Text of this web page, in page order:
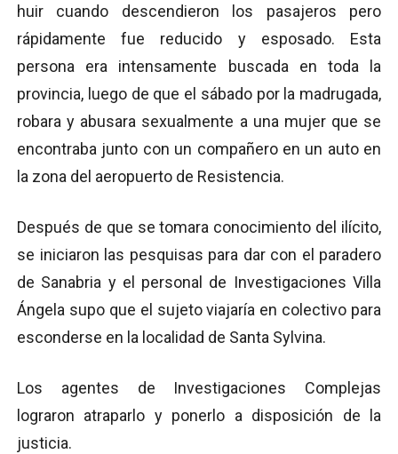
huir cuando descendieron los pasajeros pero
rápidamente fue reducido y esposado. Esta
persona era intensamente buscada en toda la
provincia, luego de que el sábado por la madrugada,
robara y abusara sexualmente a una mujer que se
encontraba junto con un compañero en un auto en
la zona del aeropuerto de Resistencia.
Después de que se tomara conocimiento del ilícito,
se iniciaron las pesquisas para dar con el paradero
de Sanabria y el personal de Investigaciones Villa
Ángela supo que el sujeto viajaría en colectivo para
esconderse en la localidad de Santa Sylvina.
Los agentes de Investigaciones Complejas
lograron atraparlo y ponerlo a disposición de la
justicia.